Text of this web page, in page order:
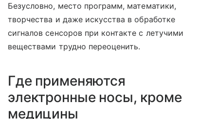
Безусловно, место программ, математики,
творчества и даже искусства в обработке
сигналов сенсоров при контакте с летучими
веществами трудно переоценить.
Где применяются
электронные носы, кроме
медицины